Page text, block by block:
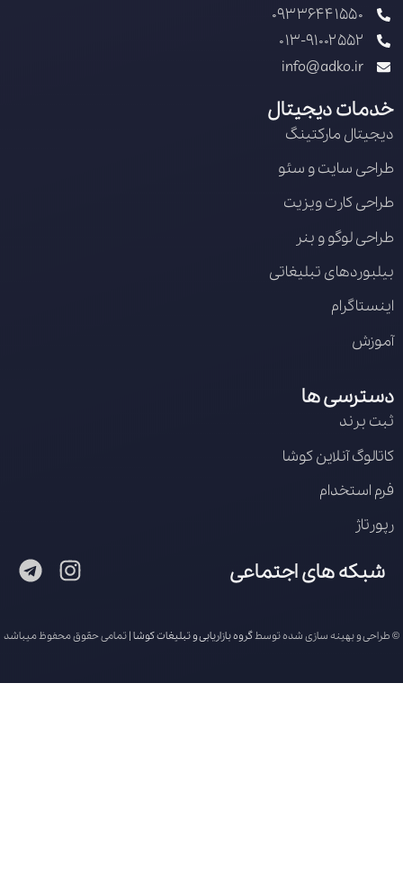
09336441550
013-91002552
info@adko.ir
خدمات دیجیتال
دیجیتال مارکتینگ
طراحی سایت و سئو
طراحی کارت ویزیت
طراحی لوگو و بنر
بیلبوردهای تبلیغاتی
اینستاگرام
آموزش
دسترسی ها
ثبت برند
کاتالوگ آنلاین کوشا
فرم استخدام
رپورتاژ
شبکه های اجتماعی
© طراحی و بهینه سازی شده توسطگروه بازاریابی و تبلیغات کوشا| تمامی حقوق محفوظ میباشد